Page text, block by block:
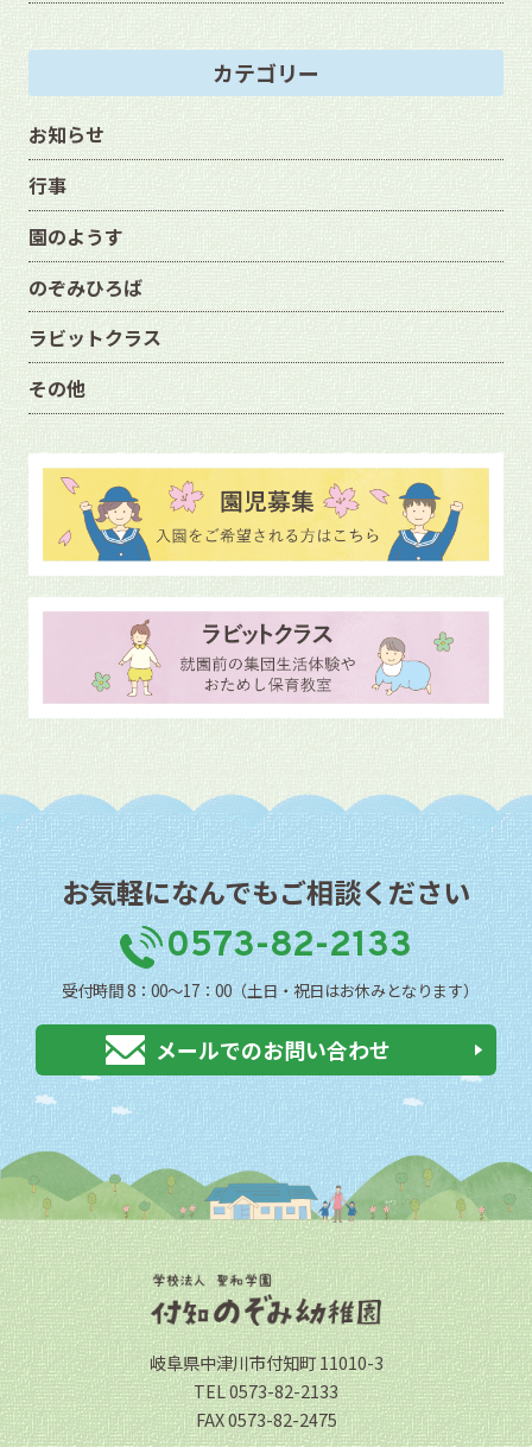
カテゴリー
お知らせ
行事
園のようす
のぞみひろば
ラビットクラス
その他
お気軽になんでもご相談ください
0573-82-2133
受付時間 8：00〜17：00（土日・祝日はお休みとなります）
メールでのお問い合わせ
岐阜県中津川市付知町 11010-3
TEL 0573-82-2133
FAX 0573-82-2475